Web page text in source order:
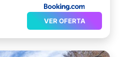
VER OFERTA